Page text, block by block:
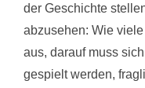
der Geschichte
abzusehen: Wie
aus, darauf muss
gespielt werden,